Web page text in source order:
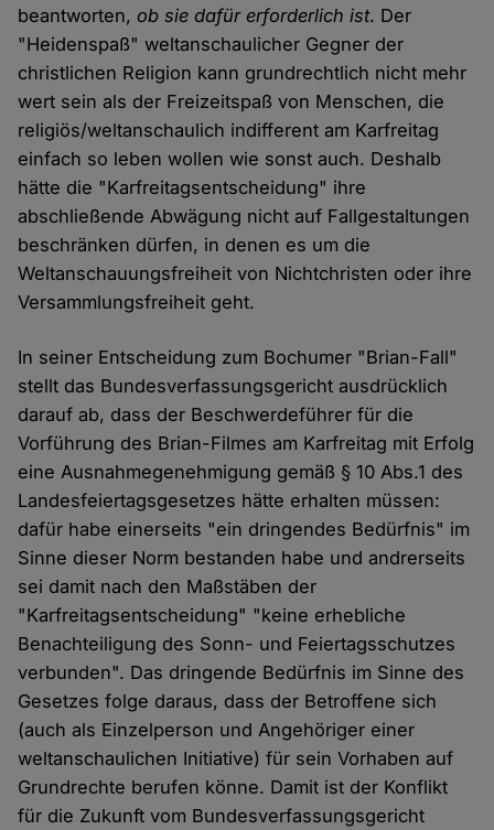
beantworten,ob sie dafür erforderlich ist. Der
"Heidenspaß" weltanschaulicher Gegner der
christlichen Religion kann grundrechtlich nicht mehr
wert sein als der Freizeitspaß von Menschen, die
religiös/weltanschaulich indifferent am Karfreitag
einfach so leben wollen wie sonst auch. Deshalb
hätte die "Karfreitagsentscheidung" ihre
abschließende Abwägung nicht auf Fallgestaltungen
beschränken dürfen, in denen es um die
Weltanschauungsfreiheit von Nichtchristen oder ihre
Versammlungsfreiheit geht.
In seiner Entscheidung zum Bochumer "Brian-Fall"
stellt das Bundesverfassungsgericht ausdrücklich
darauf ab, dass der Beschwerdeführer für die
Vorführung des Brian-Filmes am Karfreitag mit Erfolg
eine Ausnahmegenehmigung gemäß § 10 Abs.1 des
Landesfeiertagsgesetzes hätte erhalten müssen:
dafür habe einerseits "ein dringendes Bedürfnis" im
Sinne dieser Norm bestanden habe und andrerseits
sei damit nach den Maßstäben der
"Karfreitagsentscheidung" "keine erhebliche
Benachteiligung des Sonn- und Feiertagsschutzes
verbunden". Das dringende Bedürfnis im Sinne des
Gesetzes folge daraus, dass der Betroffene sich
(auch als Einzelperson und Angehöriger einer
weltanschaulichen Initiative) für sein Vorhaben auf
Grundrechte berufen könne. Damit ist der Konflikt
für die Zukunft vom Bundesverfassungsgericht